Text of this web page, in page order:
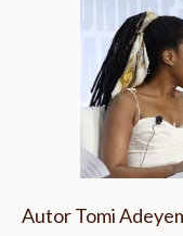
Autor Tomi